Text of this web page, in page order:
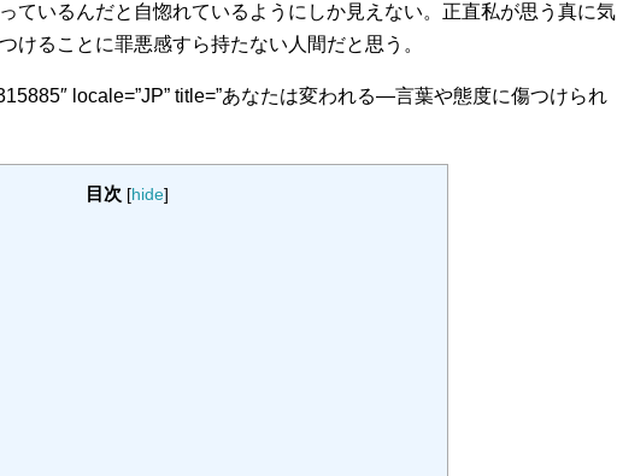
ているんだと自惚れているようにしか見えない。正直私が思う真に気
けることに罪悪感すら持たない人間だと思う。
locale=”JP” title=”あなたは変われる―言葉や態度に傷つけられ
目次 [hide]